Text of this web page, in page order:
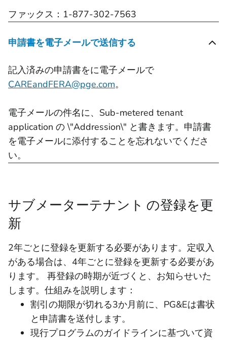
ファックス：1-877-302-7563
申請書を電子メールで送信する
記入済みの申請書をに電子メールで
CAREandFERA@pge.com。
電子メールの件名に、Sub-metered tenant
application の \"Addression\" と書きます。申請書
を電子メールに添付することを忘れないでくださ
い。
サブメーターテナント の登録を更
新
2年ごとに登録を更新する必要があります。定収入
がある場合は、4年ごとに登録を更新する必要があ
ります。 再登録の時期が近づくと、お知らせいた
します。仕組みを説明します：
割引の期限が切れる3か月前に、PG&Eは書状
と申請書を送付します。
現行プログラムのガイドラインに基づいて資